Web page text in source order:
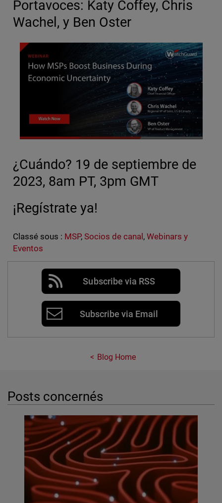
Portavoces: Katy Coffey, Chris
Wachel, y Ben Oster
¿Cuándo? 19 de septiembre de
2023, 8am PT, 3pm GMT
¡Regístrate ya!
Classé sous : MSP, Socios de canal,Webinars y
Eventos
Subscribe via RSS
Subscribe via Email
Blog Home
Posts concernés